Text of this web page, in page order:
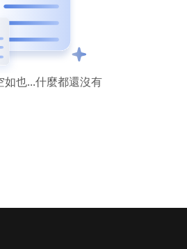
如也...什麼都還沒有